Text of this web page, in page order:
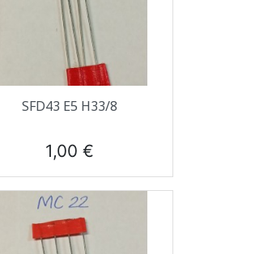
Aperçu rapide
SFD43 E5 H33/8
Prix
1,00 €